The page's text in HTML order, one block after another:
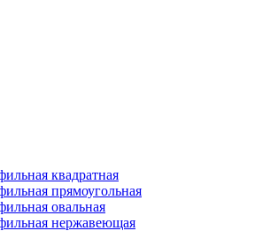
квадратная
прямоугольная
овальная
нержавеющая